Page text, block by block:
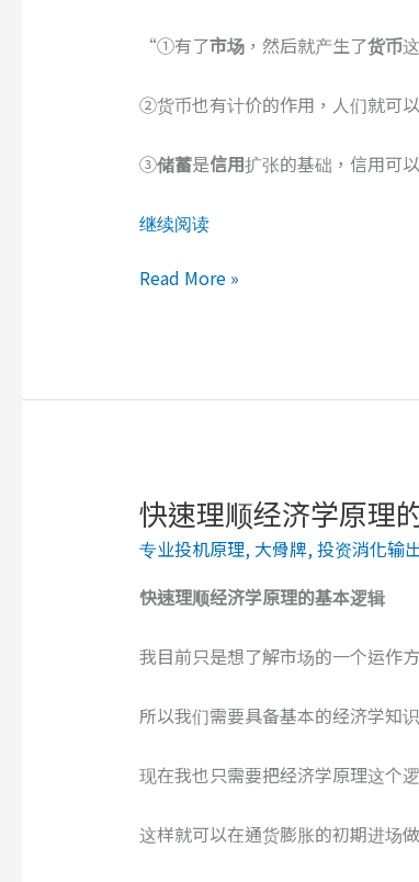
“①有了市场，然后就产生了货币
②货币也有计价的作用，人们就可
③储蓄是信用扩张的基础，信用可
继续阅读
美
控
制
货
币
信
货
币
来
影
市
Read More »
快速理顺经济学原理
专业投机原理, 大骨牌,投资消化输
快速理顺经济学原理的基本逻辑
我目前只是想了解市场的一个运作
所以我们需要具备基本的经济学知
现在我也只需要把经济学原理这个
这样就可以在通货膨胀的初期进场